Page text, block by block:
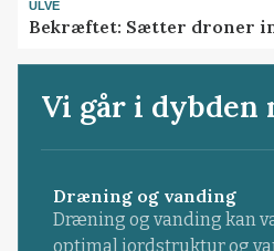
ULVE
Bekræftet: Sætter droner
Vi går i dybden
Dræning og vanding
Dræning og vanding kan
optimal jordstruktur og